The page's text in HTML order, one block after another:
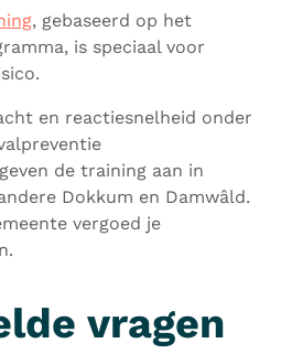
, gebaseerd op het
is speciaal voor
en reactiesnelheid onder
de training aan in
Dokkum en Damwâld.
vergoed je
vragen